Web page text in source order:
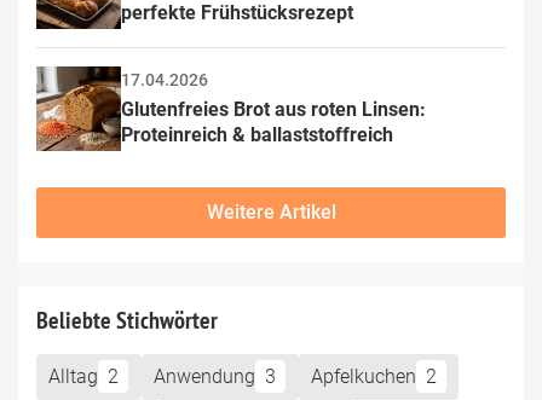
perfekte Frühstücksrezept
17.04.2026
Glutenfreies Brot aus roten Linsen:
Proteinreich & ballaststoffreich
Weitere Artikel
Beliebte Stichwörter
Alltag 2 Anwendung 3 Apfelkuchen 2